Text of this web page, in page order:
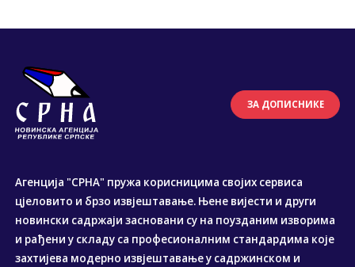
ЗА ДОПИСНИКЕ
Агенција "СРНА" пружа корисницима својих сервиса
цјеловито и брзо извјештавање. Њене вијести и други
новински садржаји засновани су на поузданим изворима
и рађени у складу са професионалним стандардима које
захтијева модерно извјештавање у садржинском и